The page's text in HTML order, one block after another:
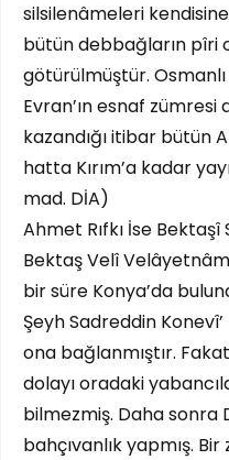
silsilenâmeleri
bütün debbağların pîri
götürülmüştür.
Evran’ın esnaf
kazandığı itibar bütün
hatta Kırım’a kadar
mad. DİA)
Ahmet Rıfkı İse Bektaşî
Bektaş Velî
bir süre Konya’da
Şeyh Sadreddin
ona bağlanmıştır.
dolayı oradaki
bilmezmiş. Daha sonra
bahçıvanlık yapmış.